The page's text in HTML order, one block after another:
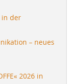
in der
– neues
2026 in